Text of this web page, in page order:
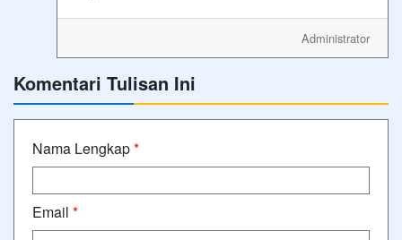
Administrator
Komentari Tulisan Ini
Nama Lengkap*
Email *